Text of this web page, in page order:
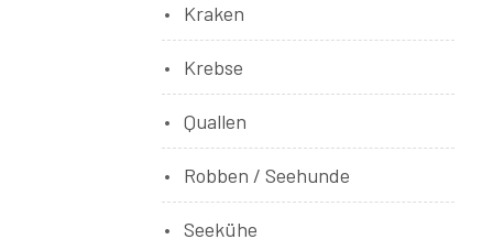
Kraken
Krebse
Quallen
Robben / Seehunde
Seekühe